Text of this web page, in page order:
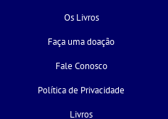
Os Livros
Faça uma doação
Fale Conosco
Política de Privacidade
Livros